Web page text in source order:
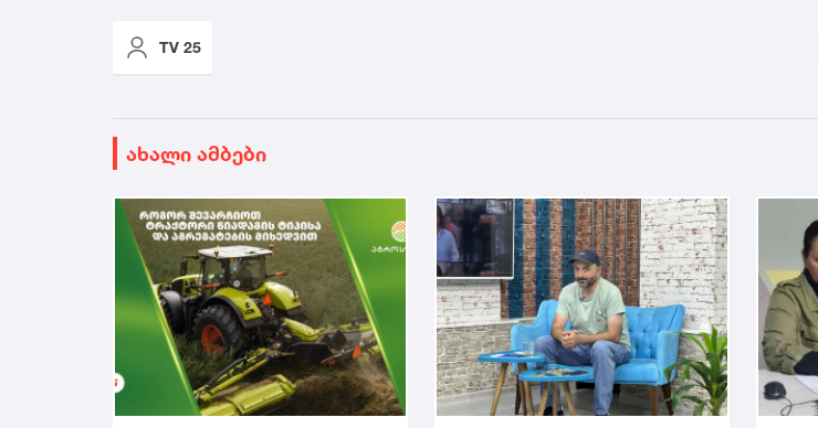
TV 25
ახალი ამბები